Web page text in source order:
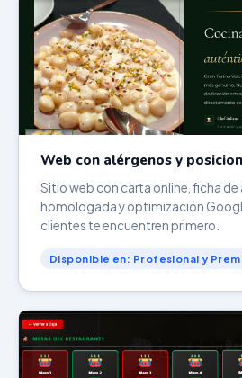
Web con alérgenos y
Sitio web con carta online, ficha de
homologada y optimización
clientes te encuentren primero.
Disponible en: Profesional y